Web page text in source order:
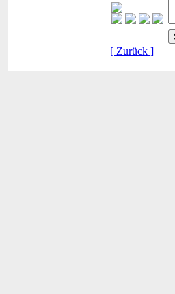
[ Zurück ]